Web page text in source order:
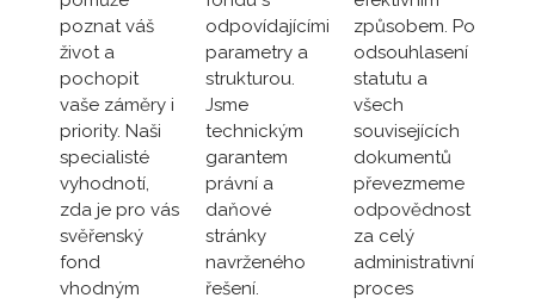
poznat váš
život a
pochopit
vaše záměry i
priority. Naši
specialisté
vyhodnotí,
zda je pro vás
svěřenský
fond
vhodným
odpovídajícími
parametry a
strukturou.
Jsme
technickým
garantem
právní a
daňové
stránky
navrženého
řešení.
způsobem. Po
odsouhlasení
statutu a
všech
souvisejících
dokumentů
převezmeme
odpovědnost
za celý
administrativní
proces